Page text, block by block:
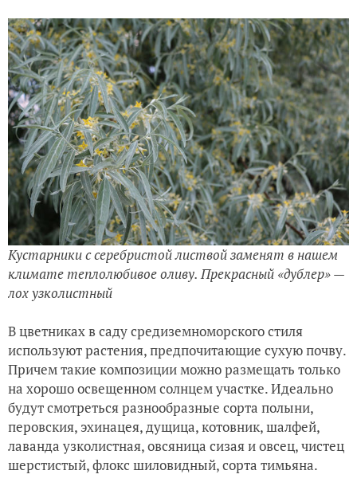
Кустарники с серебристой листвой заменят в нашем
климате теплолюбивое оливу. Прекрасный «дублер» —
лох узколистный
В цветниках в саду средиземноморского стиля
используют растения, предпочитающие сухую почву.
Причем такие композиции можно размещать только
на хорошо освещенном солнцем участке. Идеально
будут смотреться разнообразные сорта полыни,
перовския, эхинацея, дущица, котовник, шалфей,
лаванда узколистная, овсяница сизая и овсец, чистец
шерстистый, флокс шиловидный, сорта тимьяна.